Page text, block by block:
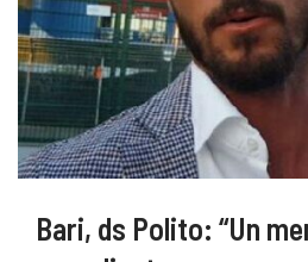
Bari, ds Polito: “Un